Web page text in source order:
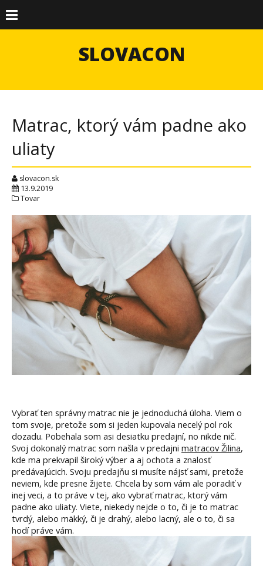
SLOVACON
Matrac, ktorý vám padne ako
uliaty
slovacon.sk
13.9.2019
Tovar
Vybrať ten správny matrac nie je jednoduchá úloha. Viem o
tom svoje, pretože som si jeden kupovala necelý pol rok
dozadu. Pobehala som asi desiatku predajní, no nikde nič.
Svoj dokonalý matrac som našla v predajni matracov Žilina,
kde ma prekvapil široký výber a aj ochota a znalosť
predávajúcich. Svoju predajňu si musíte nájsť sami, pretože
neviem, kde presne žijete. Chcela by som vám ale poradiť v
inej veci, a to práve v tej, ako vybrať matrac, ktorý vám
padne ako uliaty. Viete, niekedy nejde o to, či je to matrac
tvrdý, alebo mäkký, či je drahý, alebo lacný, ale o to, či sa
hodí práve vám.